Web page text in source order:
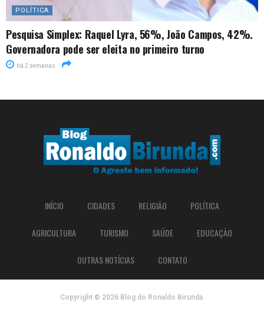
POLÍTICA
Pesquisa Simplex: Raquel Lyra, 56%, João Campos, 42%.
Governadora pode ser eleita no primeiro turno
há 2 semanas
INÍCIO CIDADES RELIGIÃO POLÍTICA
AGRICULTURA TURISMO SAÚDE EDUCAÇÃO
OUTRAS NOTÍCIAS CONTATO
Copyright © 2026 Blog do Ronaldo Birunda.